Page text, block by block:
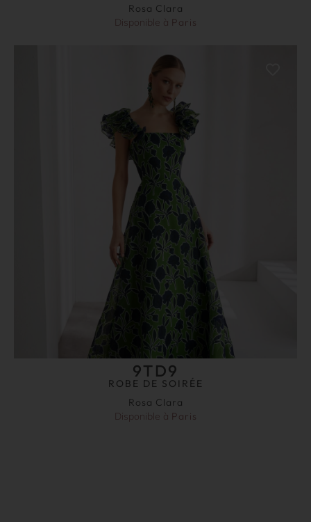
Rosa Clara
Disponible à Paris
9TD9
ROBE DE SOIRÉE
Rosa Clara
Disponible à Paris